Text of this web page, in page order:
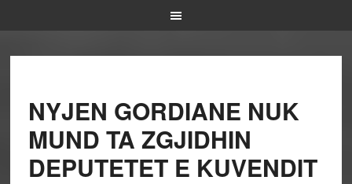
NYJEN GORDIANE NUK
MUND TA ZGJIDHIN
DEPUTETET E KUVENDIT